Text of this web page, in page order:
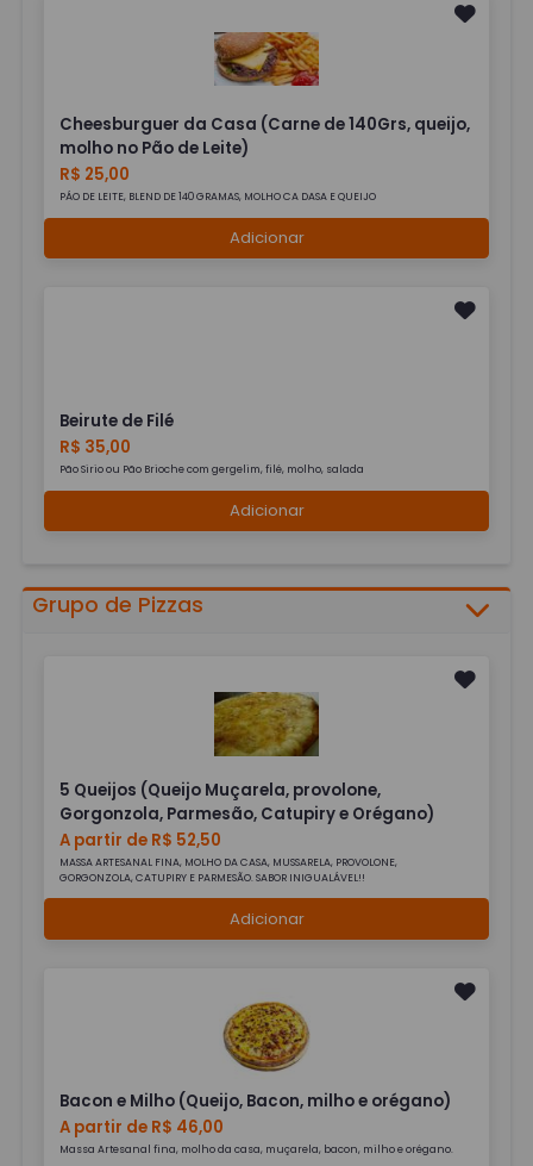
Cheesburguer da Casa (Carne de 140Grs, queijo,
molho no Pão de Leite)
R$ 25,00
PÁO DE LEITE, BLEND DE 140 GRAMAS, MOLHO CA DASA E QUEIJO
Adicionar
Beirute de Filé
R$ 35,00
Pão Sirio ou Pão Brioche com gergelim, filé, molho, salada
Adicionar
Grupo de Pizzas
5 Queijos (Queijo Muçarela, provolone,
Gorgonzola, Parmesão, Catupiry e Orégano)
A partir de R$ 52,50
MASSA ARTESANAL FINA, MOLHO DA CASA, MUSSARELA, PROVOLONE,
GORGONZOLA, CATUPIRY E PARMESÃO. SABOR INIGUALÁVEL!!
Adicionar
Bacon e Milho (Queijo, Bacon, milho e orégano)
A partir de R$ 46,00
Massa Artesanal fina, molho da casa, muçarela, bacon, milho e orégano.